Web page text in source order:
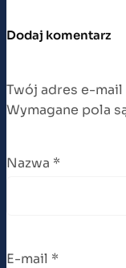
Dodaj komentarz
Twój adres e-
Wymagane pola
Nazwa *
E-mail *